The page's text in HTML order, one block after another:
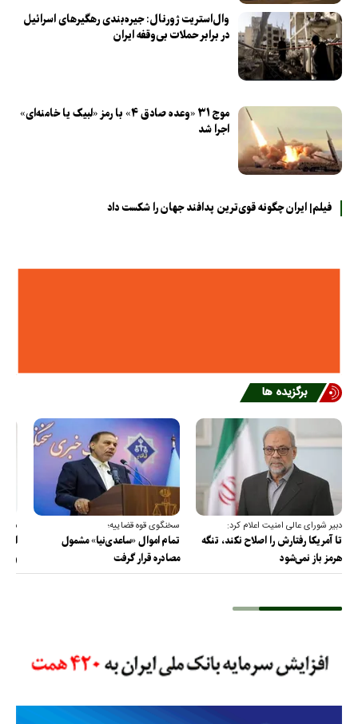
وال‌استریت ژورنال: جیره‌بندی رهگیر‌های اسرائیل
در برابر حملات بی‌وقفه ایران
موج ۳۱ «وعده صادق ۴» با رمز «لبیک یا خامنه‌ای»
اجرا شد
فیلم| ایران چگونه قوی‌ترین پدافند جهان را شکست داد
برگزیده ها
دبیر شورای عالی امنیت اعلام کرد:
تا آمریکا رفتارش را اصلاح نکند، تنگه
هرمز باز نمی‌شود
سخنگوی قوه قضاییه؛
تمام اموال «ساعدی‌نیا» مشمول
مصادره قرار گرفت
و